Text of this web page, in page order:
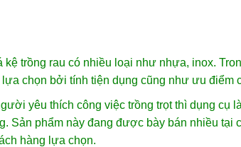
kệ trồng rau có nhiều loại như nhựa, inox.
chọn bởi tính tiện dụng cũng như ưu điểm
yêu thích công việc trồng trọt thì dụng cụ
Sản phẩm này đang được bày bán nhiều
hàng lựa chọn.